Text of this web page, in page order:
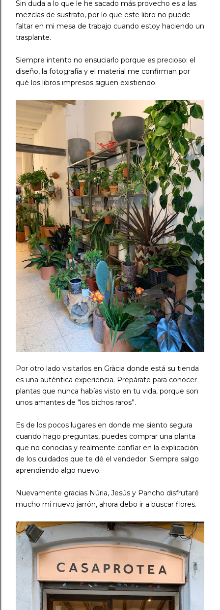
Sin duda a lo que le he sacado más provecho es a las
mezclas de sustrato, por lo que este libro no puede
faltar en mi mesa de trabajo cuando estoy haciendo un
trasplante. ⠀
Siempre intento no ensuciarlo porque es precioso: el
diseño, la fotografía y el material me confirman por
qué los libros impresos siguen existiendo. ⠀
Por otro lado visitarlos en Gràcia donde está su tienda
es una auténtica experiencia. Prepárate para conocer
plantas que nunca habías visto en tu vida, porque son
unos amantes de “los bichos raros”. ⠀
Es de los pocos lugares en donde me siento segura
cuando hago preguntas, puedes comprar una planta
que no conocías y realmente confiar en la explicación
de los cuidados que te dé el vendedor. Siempre salgo
aprendiendo algo nuevo. ⠀
Nuevamente gracias Núria, Jesús y Pancho disfrutaré
mucho mi nuevo jarrón, ahora debo ir a buscar flores.